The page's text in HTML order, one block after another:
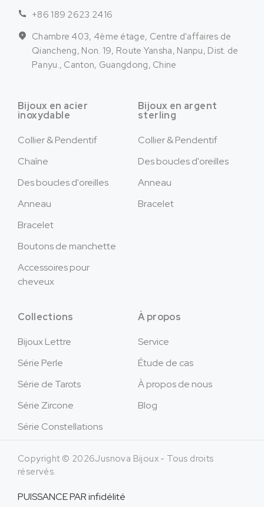
+86 189 2623 2416
Chambre 403, 4ème étage, Centre d'affaires de
Qiancheng, Non. 19, Route Yansha, Nanpu, Dist. de
Panyu., Canton, Guangdong, Chine
Bijoux en acier
inoxydable
Collier & Pendentif
Chaîne
Des boucles d'oreilles
Anneau
Bracelet
Boutons de manchette
Accessoires pour
cheveux
Bijoux en argent
sterling
Collier & Pendentif
Des boucles d'oreilles
Anneau
Bracelet
Collections
Bijoux Lettre
Série Perle
Série de Tarots
Série Zircone
Série Constellations
À propos
Service
Étude de cas
À propos de nous
Blog
Copyright © 2026Jusnova Bijoux - Tous droits
réservés.
PUISSANCE PARinfidélité